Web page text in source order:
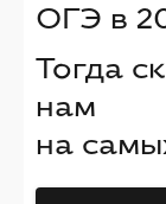
ОГЭ в
Тогда
нам
на